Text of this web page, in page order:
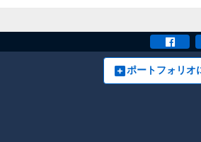
ポートフォリオ